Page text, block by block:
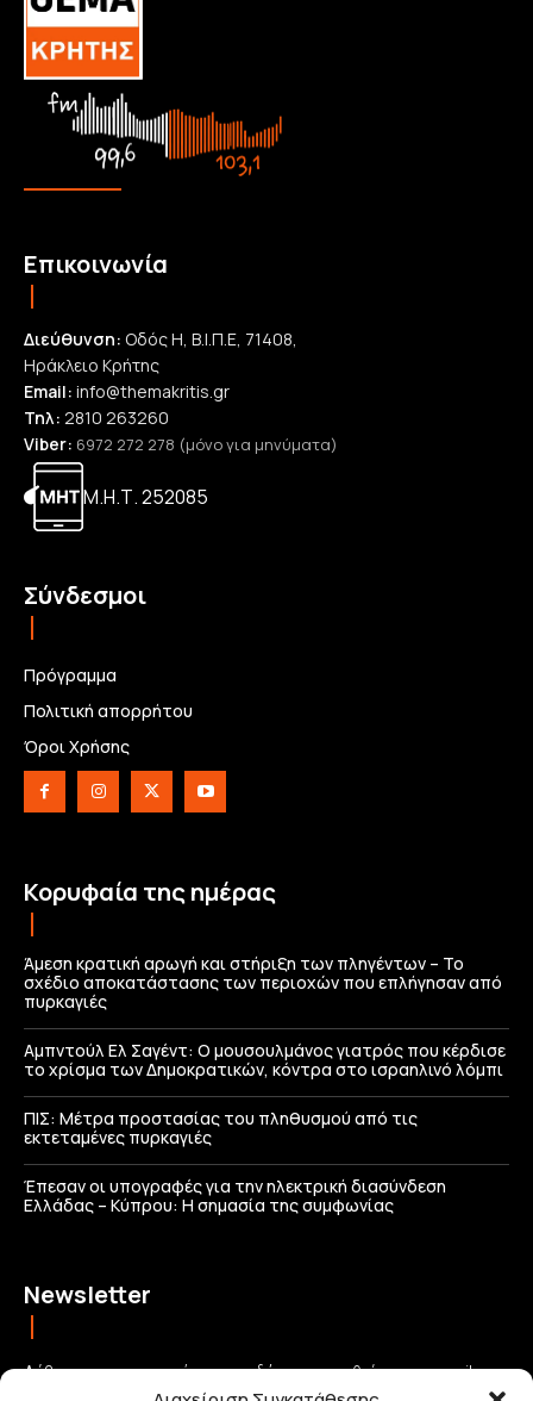
Επικοινωνία
Διεύθυνση: Οδός Η, Β.Ι.Π.Ε, 71408,
Ηράκλειο Κρήτης
Email: info@themakritis.gr
Τηλ: 2810 263260
Viber: 6972 272 278 (μόνο για μηνύματα)
Μ.Η.Τ. 252085
Σύνδεσμοι
Πρόγραμμα
Πολιτική απορρήτου
Όροι Χρήσης
Κορυφαία της ημέρας
Άμεση κρατική αρωγή και στήριξη των πληγέντων – Το
σχέδιο αποκατάστασης των περιοχών που επλήγησαν από
πυρκαγιές
Αμπντούλ Ελ Σαγέντ: Ο μουσουλμάνος γιατρός που κέρδισε
το χρίσμα των Δημοκρατικών, κόντρα στο ισραηλινό λόμπι
ΠΙΣ: Μέτρα προστασίας του πληθυσμού από τις
εκτεταμένες πυρκαγιές
Έπεσαν οι υπογραφές για την ηλεκτρική διασύνδεση
Ελλάδας – Κύπρου: H σημασία της συμφωνίας
Newsletter
Λάβετε τις σημαντικότερες ειδήσεις απευθείας στο email σας